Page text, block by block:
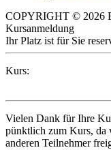
COPYRIGHT © 2026
Kursanmeldung
Ihr Platz ist für Sie
Kurs:
Vielen Dank für Ihre
pünktlich zum Kurs, da
anderen Teilnehmer